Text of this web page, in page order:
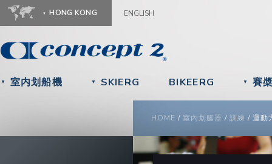
HONG KONG ENGLISH
▼ 室内划船機 ▼ SKIERG BIKEERG ▼ 賽
YOU ARE HERE
HOME / 室內划艇器 / 訓練 / 運動